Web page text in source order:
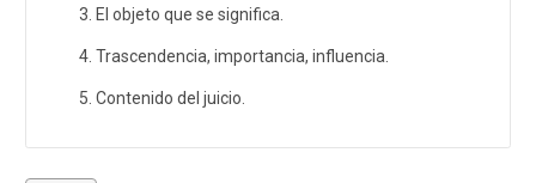
El objeto que se significa.
Trascendencia, importancia, influencia.
Contenido del juicio.